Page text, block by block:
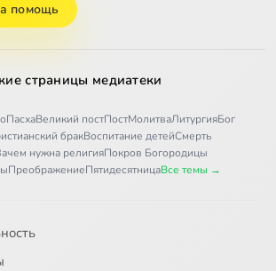
помощь
страницы медиатеки
ПасхаВеликий постПостМолитваЛитургияБог
бракВоспитание детейСмерть
нужна религияПокров Богородицы
ПреображениеПятидесятницаВсе темы →